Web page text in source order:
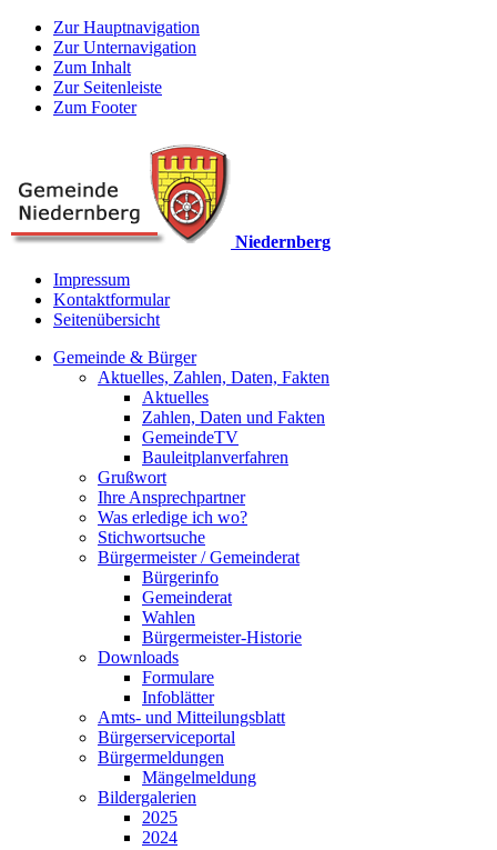
Zur Hauptnavigation
Zur Unternavigation
Zum Inhalt
Zur Seitenleiste
Zum Footer
Niedernberg
Impressum
Kontaktformular
Seitenübersicht
Gemeinde & Bürger
Aktuelles, Zahlen, Daten, Fakten
Aktuelles
Zahlen, Daten und Fakten
GemeindeTV
Bauleitplanverfahren
Grußwort
Ihre Ansprechpartner
Was erledige ich wo?
Stichwortsuche
Bürgermeister / Gemeinderat
Bürgerinfo
Gemeinderat
Wahlen
Bürgermeister-Historie
Downloads
Formulare
Infoblätter
Amts- und Mitteilungsblatt
Bürgerserviceportal
Bürgermeldungen
Mängelmeldung
Bildergalerien
2025
2024